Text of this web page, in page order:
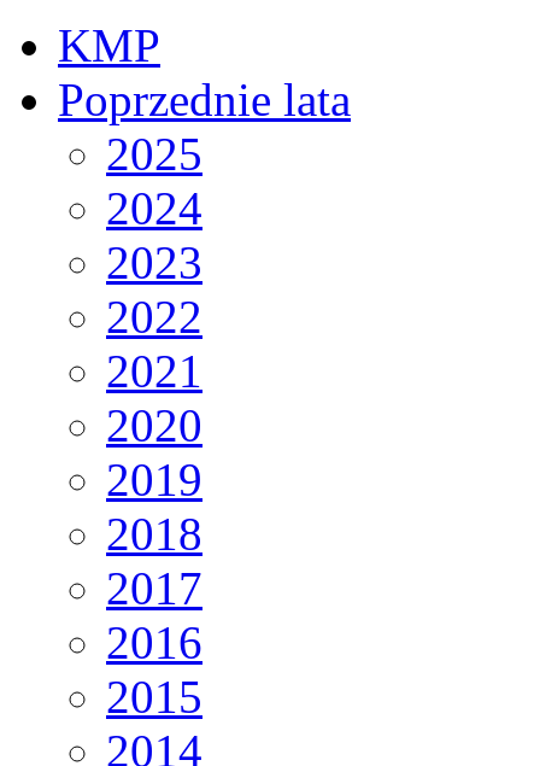
KMP
Poprzednie lata
2025
2024
2023
2022
2021
2020
2019
2018
2017
2016
2015
2014